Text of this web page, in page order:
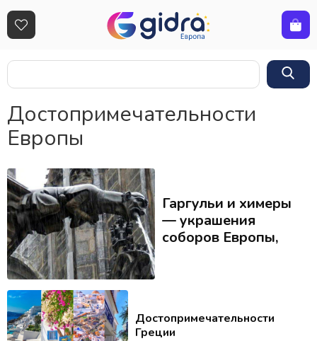
Достопримечательности
Европы
Гаргульи и химеры
— украшения
соборов Европы,
Достопримечательности
Греции